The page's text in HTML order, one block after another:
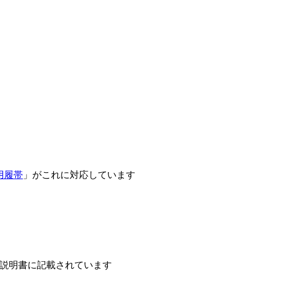
履帯 」がこれに対応しています
明書に記載されています